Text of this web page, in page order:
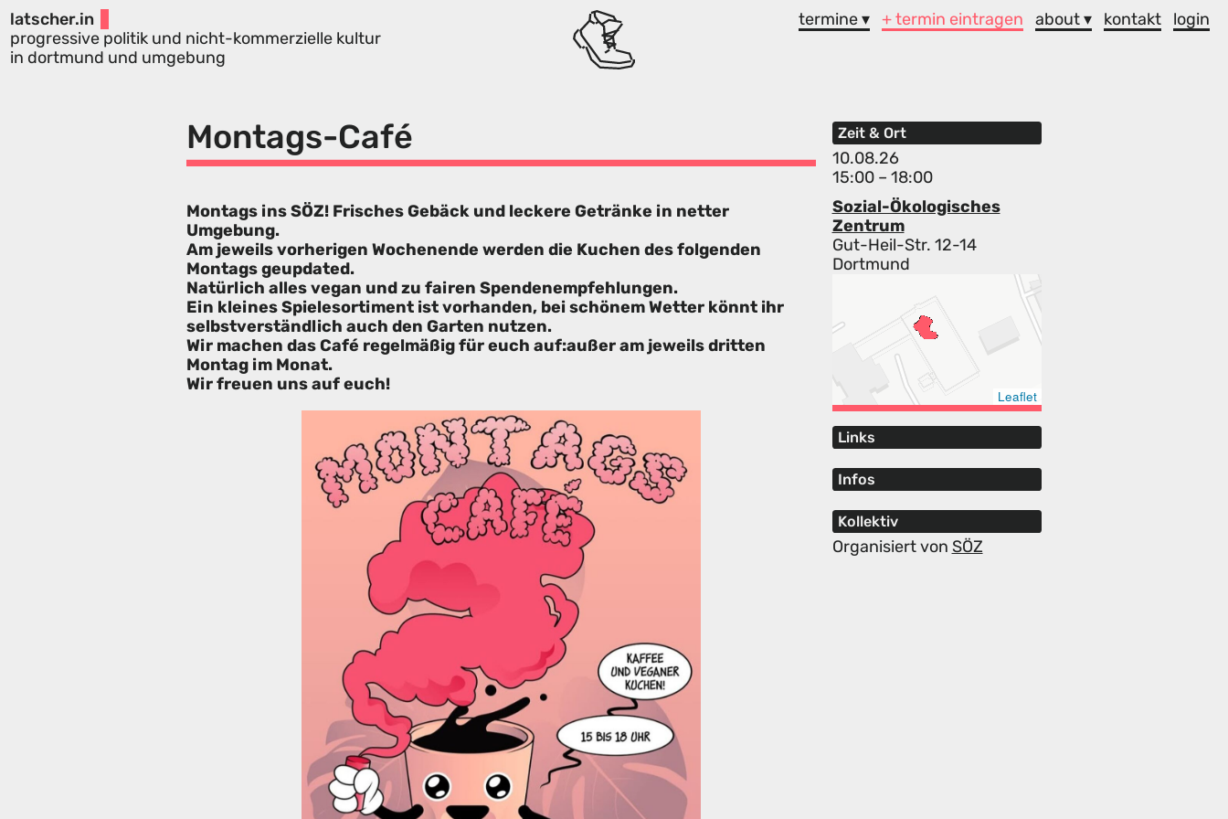
latscher.in
progressive politik und nicht-kommerzielle kultur
in dortmund und umgebung
termine ▾ + termin eintragen about ▾ kontakt login
Montags-Café Zeit & Ort
10.08.26
15:00 – 18:00
Sozial-Ökologisches
Zentrum
Gut-Heil-Str. 12-14
Dortmund
Leaflet
Links
Infos
Kollektiv
Organisiert von SÖZ
Montags ins SÖZ! Frisches Gebäck und leckere Getränke in netter
Umgebung.
Am jeweils vorherigen Wochenende werden die Kuchen des folgenden
Montags geupdated.
Natürlich alles vegan und zu fairen Spendenempfehlungen.
Ein kleines Spielesortiment ist vorhanden, bei schönem Wetter könnt ihr
selbstverständlich auch den Garten nutzen.
Wir machen das Café regelmäßig für euch auf:außer am jeweils dritten
Montag im Monat.
Wir freuen uns auf euch!